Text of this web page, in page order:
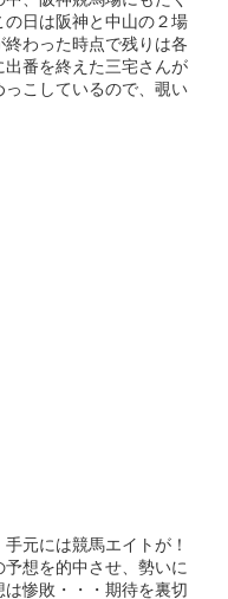
日は阪神と中山の２場
わった時点で残りは各
番を終えた三宅さんが
こしているので、覗い
元には競馬エイトが！
想を的中させ、勢いに
惨敗・・・期待を裏切